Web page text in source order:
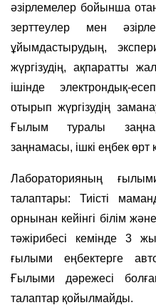
әзірлемелер бойынша
зерттеулер мен
ұйымдастырудың,
жүргізудің, ақпаратты
ішінде электрондық-
отырып жүргізудің
Ғылым туралы
заңнамасы, ішкі еңбек өрт
Лабораторияның ғылыми
талаптары: Тиісті
орнынан кейінгі білім
тәжірибесі кемінде 3
ғылыми еңбектерге
Ғылыми дәрежесі
талаптар қойылмайды.